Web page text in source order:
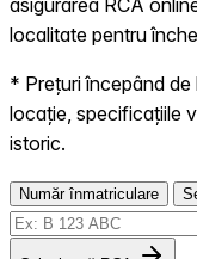
localitate pentru
* Prețuri începând de
locație, specificațiile
istoric.
Număr înmatriculare